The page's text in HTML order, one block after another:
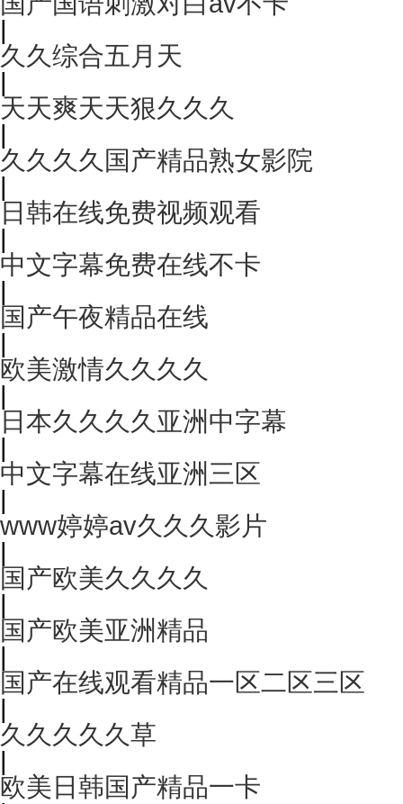
|
久久综合五月天
|
天天爽天天狠久久久
|
久久久久国产精品熟女影院
|
日韩在线免费视频观看
|
中文字幕免费在线不卡
|
国产午夜精品在线
|
欧美激情久久久久
|
日本久久久久亚洲中字幕
|
中文字幕在线亚洲三区
|
www婷婷av久久久影片
|
国产欧美久久久久
|
国产欧美亚洲精品
|
国产在线观看精品一区二区三区
|
久久久久久草
|
欧美日韩国产精品一卡